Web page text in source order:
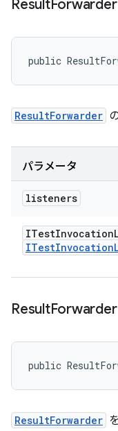
ResultForwarder
public
ResultForwarder
パラメータ
listeners
ITestInvocation
ITestInvocation
ResultForwarder
public
ResultForwarder